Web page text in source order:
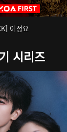
어정요
시리즈